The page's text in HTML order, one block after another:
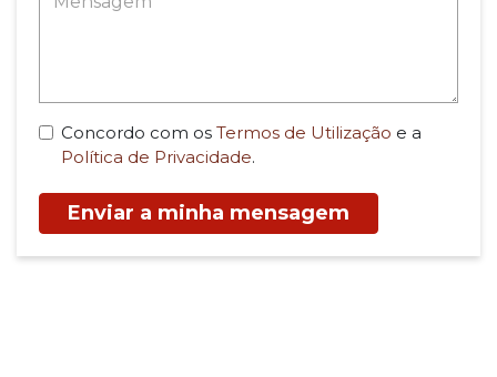
Concordo com os Termos de Utilização e a
Política de Privacidade.
Enviar a minha mensagem